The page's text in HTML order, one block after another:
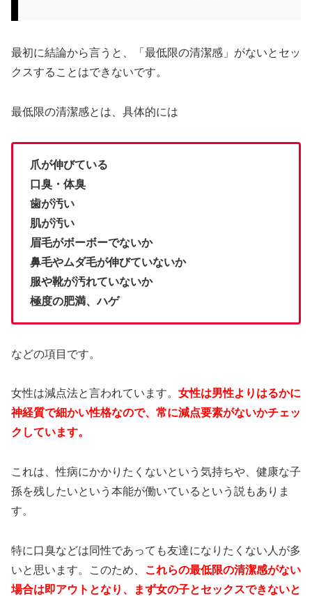
最初に結論から言うと、「最低限の清潔感」がないとセッ
クスすることはできないです。
最低限の清潔感とは、具体的には
爪が伸びている
口臭・体臭
歯が汚い
肌が汚い
眉毛がボーボーでないか
鼻毛やムダ毛が伸びていないか
服や靴が汚れていないか
極度の肥満、ハゲ
などの項目です。
女性は減点法と言われています。 女性は男性よりはるかに
神経質で細かい性格なので、常に減点要素がないかチェッ
クしています。
これは、性病にかかりたくないという気持ちや、健康な子
孫を残したいという本能が働いているという説もありま
す。
特に口臭などは同性であっても友達になりたくない人が多
いと思います。このため、 これらの最低限の清潔感がない
場合は即アウトとなり、まず女の子とセックスできないと